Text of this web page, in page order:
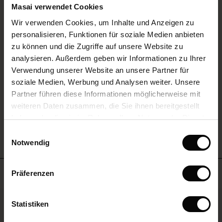
Masai verwendet Cookies
Wir verwenden Cookies, um Inhalte und Anzeigen zu
personalisieren, Funktionen für soziale Medien anbieten
zu können und die Zugriffe auf unsere Website zu
analysieren. Außerdem geben wir Informationen zu Ihrer
Verwendung unserer Website an unsere Partner für
soziale Medien, Werbung und Analysen weiter. Unsere
Partner führen diese Informationen möglicherweise mit
weiteren Daten zusammen, die Sie ihnen bereitgestellt
haben oder die sie im Rahmen Ihrer Nutzung der Dienste
Notwendig
Präferenzen
Statistiken
(Sale)
(Sale)
Sale
Sale
im Sale
First Layers
Begins – Pre-Autumn 2026
Ease - Summer 2026
- Summer 2026
- Spring 2026
– Spring 2026
- Spring 2026
Sets
Leinen
– 2 kaufen, 10% sparen
– Ihre Garderobe beginnt hier
Superschön stylische Mode Schnelle
Lieferung
Superschön stylische Mode Schnelle Lieferung Top Service
Anne K.
EINE BEWERTUNG SCHREIBEN
ALLE BEWERTUNGEN ANSEHEN
Meistverkauft